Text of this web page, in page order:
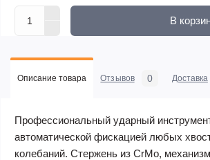
В
Описание товара Отзывов 0 Доставка
Профессиональный ударный
автоматической фискацией любых
колебаний. Стержень из CrMo,